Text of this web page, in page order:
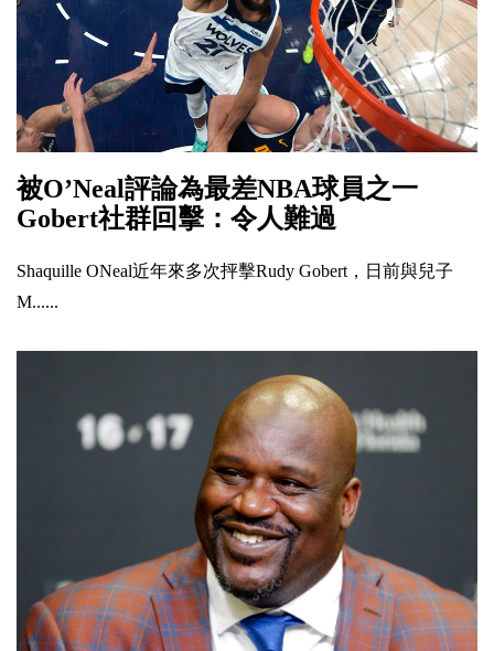
被O’Neal評論為最差NBA球員之一
Gobert社群回擊：令人難過
Shaquille ONeal近年來多次抨擊Rudy Gobert，日前與兒子
M......